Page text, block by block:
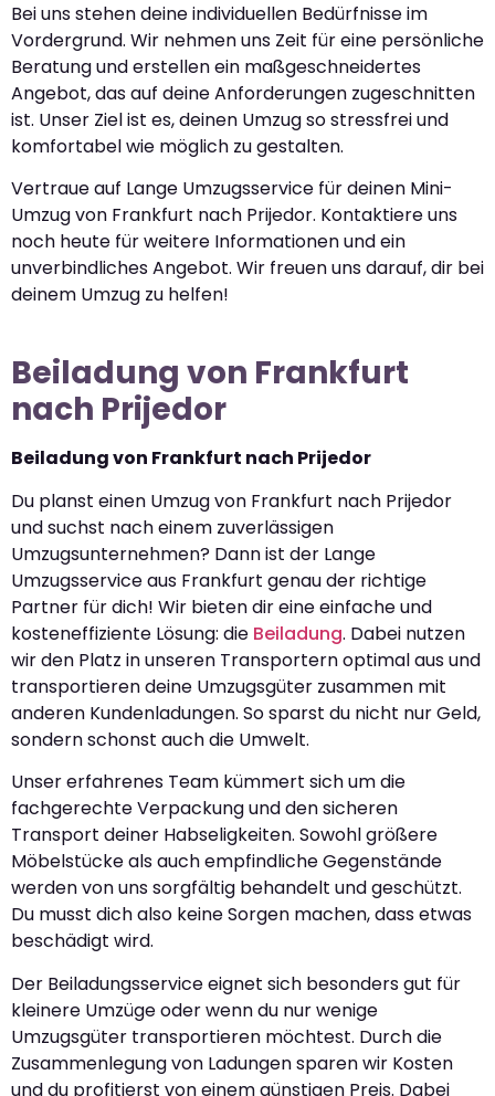
Bei uns stehen deine individuellen Bedürfnisse im
Vordergrund. Wir nehmen uns Zeit für eine persönliche
Beratung und erstellen ein maßgeschneidertes
Angebot, das auf deine Anforderungen zugeschnitten
ist. Unser Ziel ist es, deinen Umzug so stressfrei und
komfortabel wie möglich zu gestalten.
Vertraue auf Lange Umzugsservice für deinen Mini-
Umzug von Frankfurt nach Prijedor. Kontaktiere uns
noch heute für weitere Informationen und ein
unverbindliches Angebot. Wir freuen uns darauf, dir bei
deinem Umzug zu helfen!
Beiladung von Frankfurt
nach Prijedor
Beiladung von Frankfurt nach Prijedor
Du planst einen Umzug von Frankfurt nach Prijedor
und suchst nach einem zuverlässigen
Umzugsunternehmen? Dann ist der Lange
Umzugsservice aus Frankfurt genau der richtige
Partner für dich! Wir bieten dir eine einfache und
kosteneffiziente Lösung: die Beiladung. Dabei nutzen
wir den Platz in unseren Transportern optimal aus und
transportieren deine Umzugsgüter zusammen mit
anderen Kundenladungen. So sparst du nicht nur Geld,
sondern schonst auch die Umwelt.
Unser erfahrenes Team kümmert sich um die
fachgerechte Verpackung und den sicheren
Transport deiner Habseligkeiten. Sowohl größere
Möbelstücke als auch empfindliche Gegenstände
werden von uns sorgfältig behandelt und geschützt.
Du musst dich also keine Sorgen machen, dass etwas
beschädigt wird.
Der Beiladungsservice eignet sich besonders gut für
kleinere Umzüge oder wenn du nur wenige
Umzugsgüter transportieren möchtest. Durch die
Zusammenlegung von Ladungen sparen wir Kosten
und du profitierst von einem günstigen Preis. Dabei